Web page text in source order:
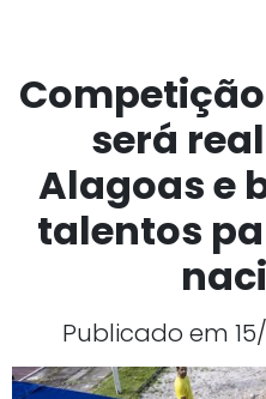
será
Alagoas e
talentos
Publicado em